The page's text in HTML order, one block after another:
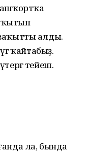
алды.
ҡайтабыҙ.
тейеш.
ла, бында